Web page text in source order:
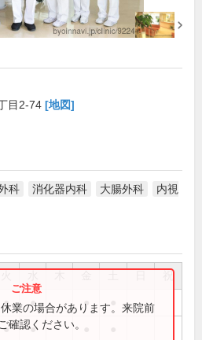
目2-74 [地図]
科 消化器内科 大腸外科
内視
祝
● ● ●
● ●
業の場合があります。来院前
確認ください。